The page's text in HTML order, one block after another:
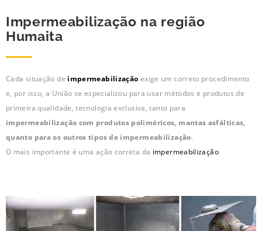
Impermeabilização na região
Humaita
Cada situação de impermeabilização exige um correto procedimento
e, por isso, a União se especializou para usar métodos e produtos de
primeira qualidade, tecnologia exclusiva, tanto para
impermeabilização com produtos poliméricos, mantas asfálticas,
quanto para os outros tipos de impermeabilização.
O mais importante é uma ação correta da impermeabilização